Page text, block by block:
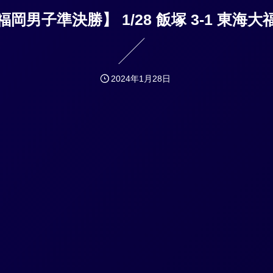
岡男子準決勝】 1/28 飯塚 3-1 東海大
2024年1月28日